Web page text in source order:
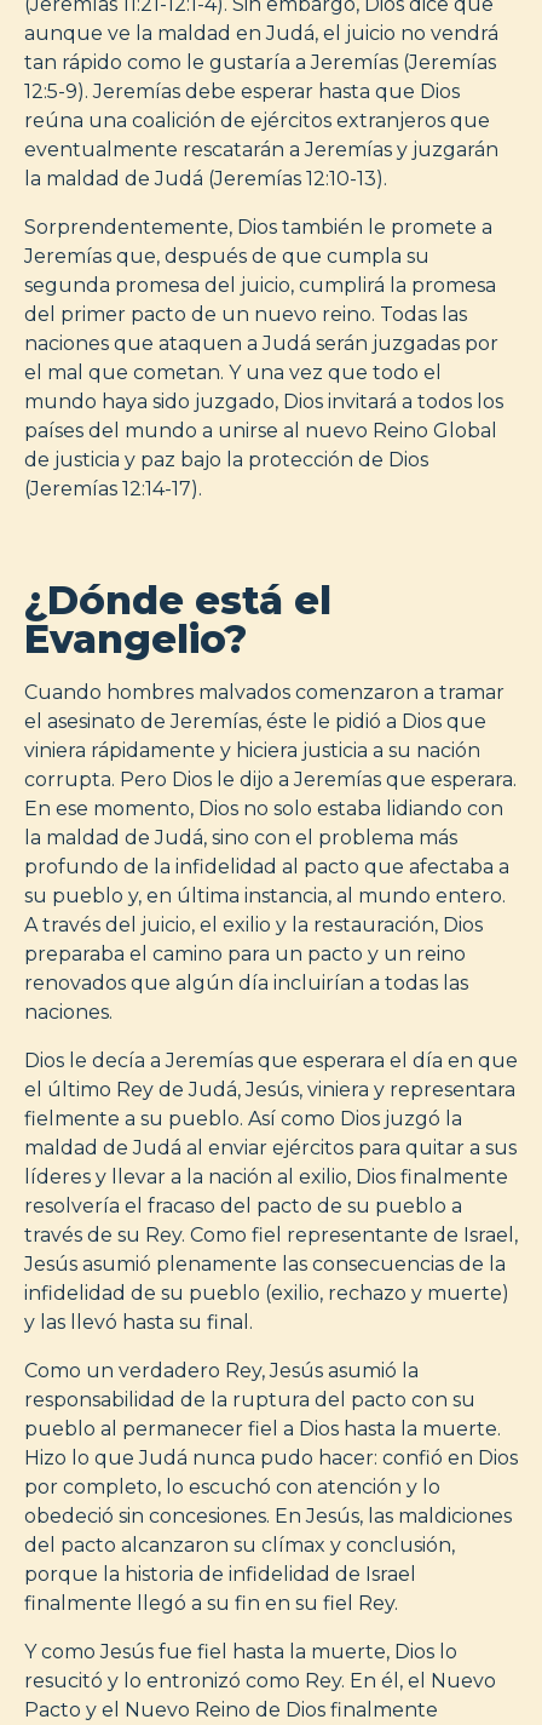
aunque ve la maldad en Judá, el juicio no vendrá
tan rápido como le gustaría a Jeremías (Jeremías
12:5-9). Jeremías debe esperar hasta que Dios
reúna una coalición de ejércitos extranjeros que
eventualmente rescatarán a Jeremías y juzgarán
la maldad de Judá (Jeremías 12:10-13).
Sorprendentemente, Dios también le promete a
Jeremías que, después de que cumpla su
segunda promesa del juicio, cumplirá la promesa
del primer pacto de un nuevo reino. Todas las
naciones que ataquen a Judá serán juzgadas por
el mal que cometan. Y una vez que todo el
mundo haya sido juzgado, Dios invitará a todos los
países del mundo a unirse al nuevo Reino Global
de justicia y paz bajo la protección de Dios
(Jeremías 12:14-17).
¿Dónde está el
Evangelio?
Cuando hombres malvados comenzaron a tramar
el asesinato de Jeremías, éste le pidió a Dios que
viniera rápidamente y hiciera justicia a su nación
corrupta. Pero Dios le dijo a Jeremías que esperara.
En ese momento, Dios no solo estaba lidiando con
la maldad de Judá, sino con el problema más
profundo de la infidelidad al pacto que afectaba a
su pueblo y, en última instancia, al mundo entero.
A través del juicio, el exilio y la restauración, Dios
preparaba el camino para un pacto y un reino
renovados que algún día incluirían a todas las
naciones.
Dios le decía a Jeremías que esperara el día en que
el último Rey de Judá, Jesús, viniera y representara
fielmente a su pueblo. Así como Dios juzgó la
maldad de Judá al enviar ejércitos para quitar a sus
líderes y llevar a la nación al exilio, Dios finalmente
resolvería el fracaso del pacto de su pueblo a
través de su Rey. Como fiel representante de Israel,
Jesús asumió plenamente las consecuencias de la
infidelidad de su pueblo (exilio, rechazo y muerte)
y las llevó hasta su final.
Como un verdadero Rey, Jesús asumió la
responsabilidad de la ruptura del pacto con su
pueblo al permanecer fiel a Dios hasta la muerte.
Hizo lo que Judá nunca pudo hacer: confió en Dios
por completo, lo escuchó con atención y lo
obedeció sin concesiones. En Jesús, las maldiciones
del pacto alcanzaron su clímax y conclusión,
porque la historia de infidelidad de Israel
finalmente llegó a su fin en su fiel Rey.
Y como Jesús fue fiel hasta la muerte, Dios lo
resucitó y lo entronizó como Rey. En él, el Nuevo
Pacto y el Nuevo Reino de Dios finalmente